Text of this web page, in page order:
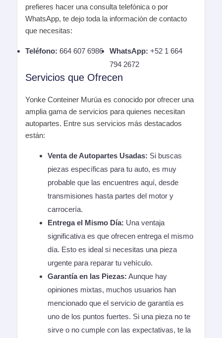
prefieres hacer una consulta telefónica o por
WhatsApp, te dejo toda la información de contacto
que necesitas:
Teléfono: 664 607 6986 WhatsApp: +52 1 664
794 2672
Servicios que Ofrecen
Yonke Conteiner Murúa es conocido por ofrecer una
amplia gama de servicios para quienes necesitan
autopartes. Entre sus servicios más destacados
están:
Venta de Autopartes Usadas: Si buscas
piezas específicas para tu auto, es muy
probable que las encuentres aquí, desde
transmisiones hasta partes del motor y
carrocería.
Entrega el Mismo Día: Una ventaja
significativa es que ofrecen entrega el mismo
día. Esto es ideal si necesitas una pieza
urgente para reparar tu vehículo.
Garantía en las Piezas: Aunque hay
opiniones mixtas, muchos usuarios han
mencionado que el servicio de garantía es
uno de los puntos fuertes. Si una pieza no te
sirve o no cumple con las expectativas, te la